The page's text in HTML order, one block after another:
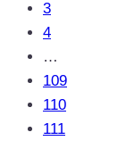
3
4
…
109
110
111